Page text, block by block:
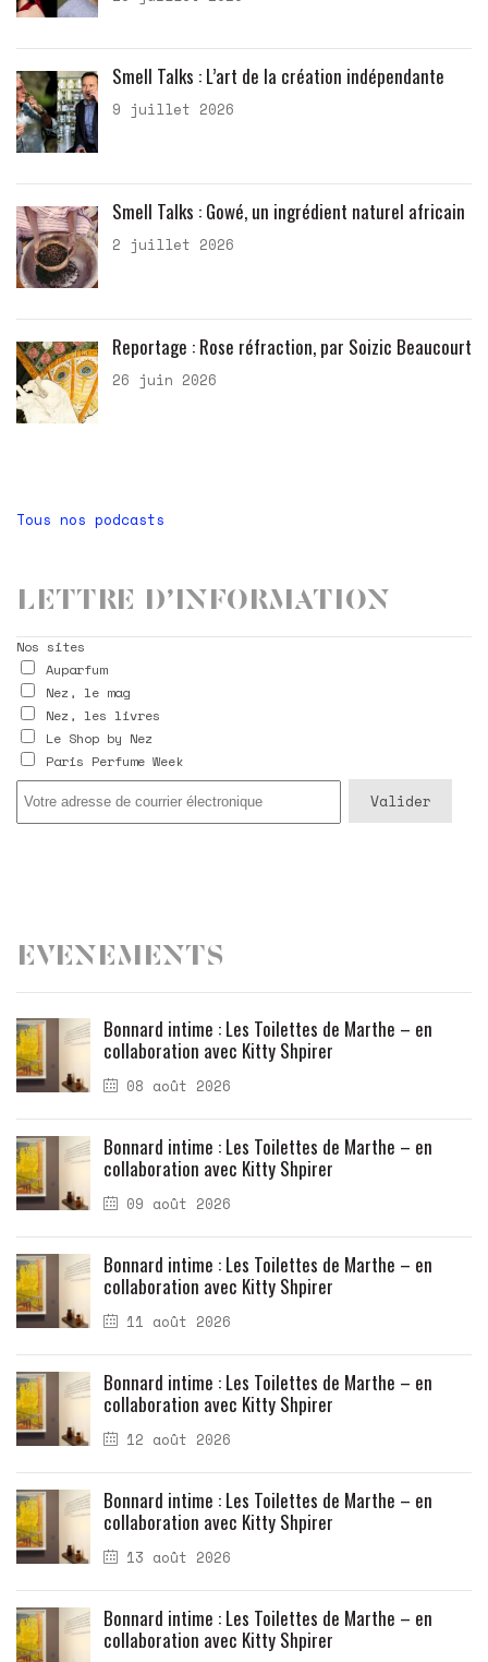
Smell Talks : L’art de la création indépendante
9 juillet 2026
Smell Talks : Gowé, un ingrédient naturel africain
2 juillet 2026
Reportage : Rose réfraction, par Soizic Beaucourt
26 juin 2026
Tous nos podcasts
Lettre d’information
Nos sites
Auparfum
Nez, le mag
Nez, les livres
Le Shop by Nez
Paris Perfume Week
Evenements
08 août 2026
Bonnard intime : Les Toilettes de Marthe – en
collaboration avec Kitty Shpirer
09 août 2026
Bonnard intime : Les Toilettes de Marthe – en
collaboration avec Kitty Shpirer
11 août 2026
Bonnard intime : Les Toilettes de Marthe – en
collaboration avec Kitty Shpirer
12 août 2026
Bonnard intime : Les Toilettes de Marthe – en
collaboration avec Kitty Shpirer
13 août 2026
Bonnard intime : Les Toilettes de Marthe – en
collaboration avec Kitty Shpirer
Bonnard intime : Les Toilettes de Marthe – en
collaboration avec Kitty Shpirer